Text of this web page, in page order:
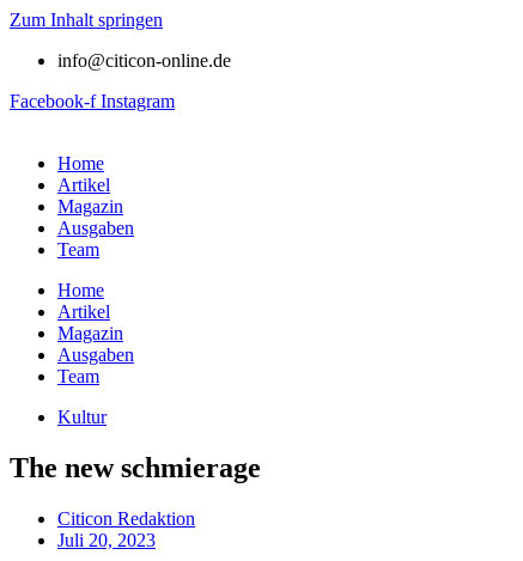
Zum Inhalt springen
info@citicon-online.de
Facebook-f Instagram
Home
Artikel
Magazin
Ausgaben
Team
Home
Artikel
Magazin
Ausgaben
Team
Kultur
The new schmierage
Citicon Redaktion
Juli 20, 2023